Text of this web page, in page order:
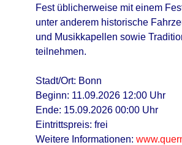
Fest üblicherweise mit einem
unter anderem historische
und Musikkapellen sowie
teilnehmen.
Stadt/Ort: Bonn
Beginn: 11.09.2026 12:00 Uhr
Ende: 15.09.2026 00:00 Uhr
Eintrittspreis: frei
Weitere Informationen: